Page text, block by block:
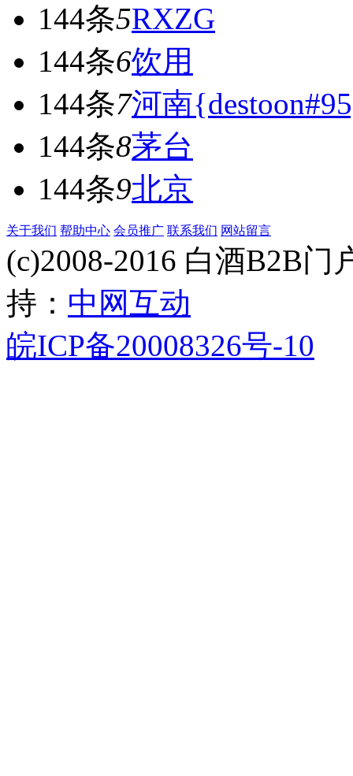
144条5RXZG
144条6饮用
144条7河南
144条8茅台
144条9北京
关于我们 帮助中心 会员推广 联系我们 网站留言
(c)2008-2016 白酒B2B门
持： 中网互动
皖ICP备20008326号-10